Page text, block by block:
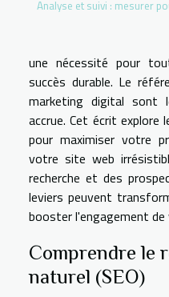
Analyse et suivi : mesurer
une nécessité pour
succès durable. Le
marketing digital sont
accrue. Cet écrit explore
pour maximiser votre
votre site web
recherche et des
leviers peuvent
booster l'engagement de
Comprendre le
naturel (SEO)